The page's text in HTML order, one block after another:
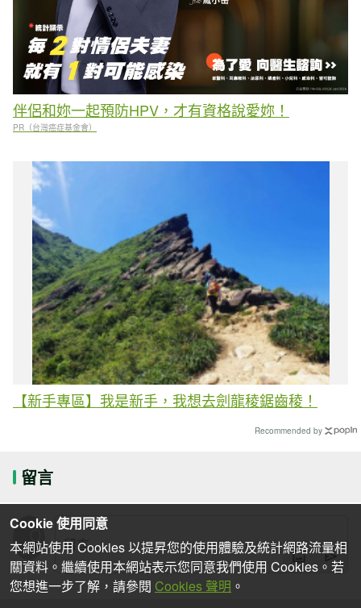
伴侶和妳一起預防HPV，才有資格說愛妳！
PR（台灣癌症基金會）
【新手專區】我是新手，我想去劍龍稜鋸齒稜！
Recommended by
留言
Cookie 使用同意
本網站使用 Cookies 以提昇您的使用體驗及統計網路流量相
關資料。繼續使用本網站表示您同意我們使用 Cookies。若
您想進一步了解，請參閱 Cookies 聲明 。